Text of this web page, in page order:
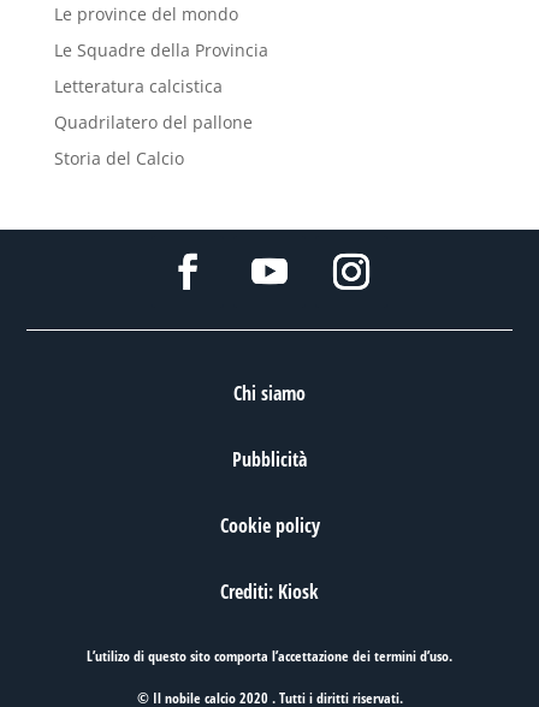
Le province del mondo
Le Squadre della Provincia
Letteratura calcistica
Quadrilatero del pallone
Storia del Calcio
Chi siamo
Pubblicità
Cookie policy
Crediti: Kiosk
L’utilizo di questo sito comporta l’accettazione deitermini d’uso.
© Il nobile calcio 2020 . Tutti i diritti riservati.